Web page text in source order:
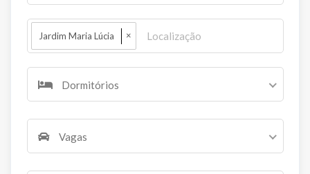
Jardim Maria Lúcia ×
Dormitórios
Vagas